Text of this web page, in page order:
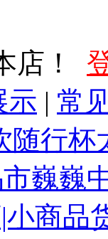
店！
示 | 常